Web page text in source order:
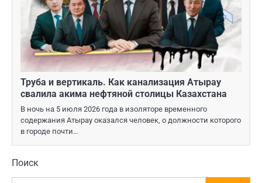
Труба и вертикаль. Как канализация Атырау
свалила акима нефтяной столицы Казахстана
В ночь на 5 июля 2026 года в изоляторе временного
содержания Атырау оказался человек, о должности которого
в городе почти…
Поиск